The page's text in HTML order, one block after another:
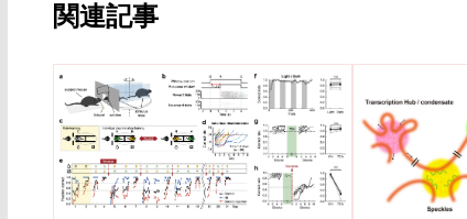
関連記事